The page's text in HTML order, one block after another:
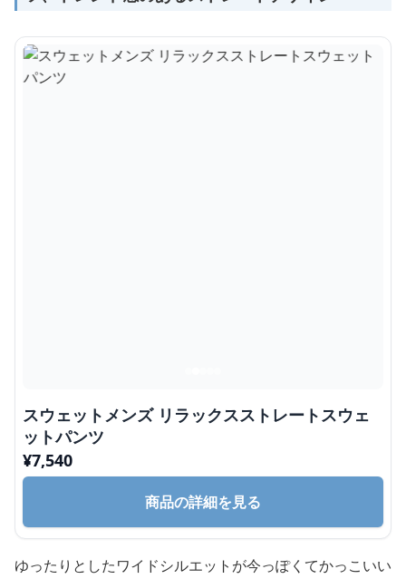
スウェットメンズ リラックスストレートスウェ
ットパンツ
¥7,540
商品の詳細を見る
ゆったりとしたワイドシルエットが今っぽくてかっこいい